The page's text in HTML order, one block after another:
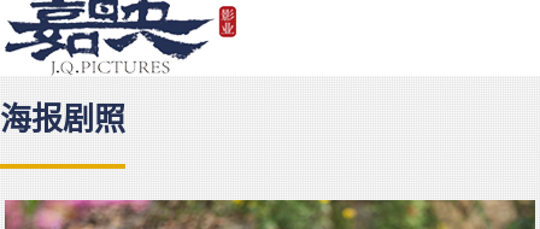
党的常平安被迫暴露了自己的身份，他背水一战，公
开刺杀曹若飞，却失败了。曹若飞正式拘捕了常平
指认现场，曹若飞却被当场击毙——这一切，其实都
海报剧照